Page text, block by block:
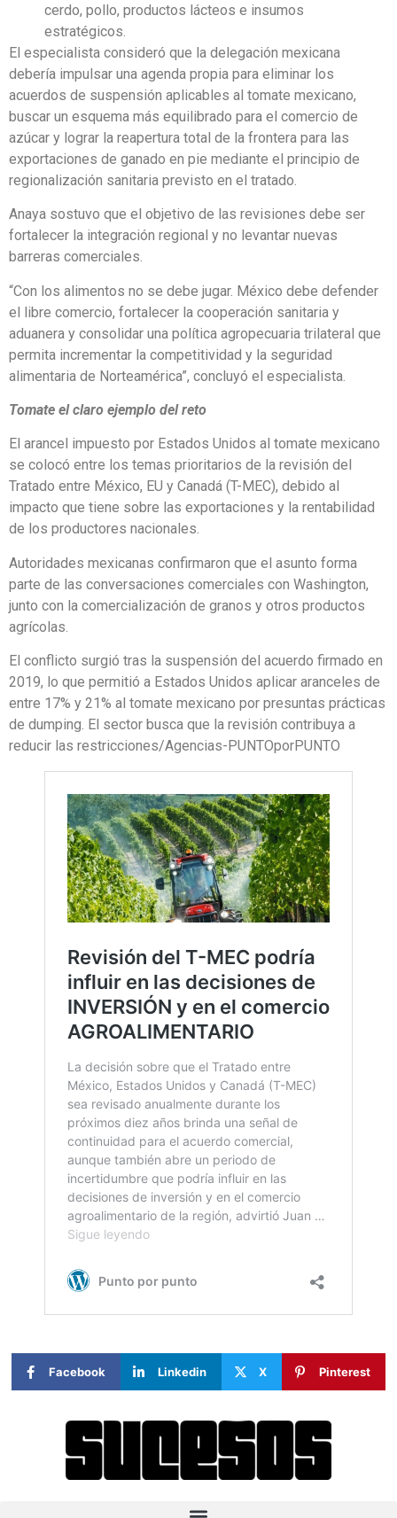
cerdo, pollo, productos lácteos e insumos
estratégicos.
El especialista consideró que la delegación mexicana
debería impulsar una agenda propia para eliminar los
acuerdos de suspensión aplicables al tomate mexicano,
buscar un esquema más equilibrado para el comercio de
azúcar y lograr la reapertura total de la frontera para las
exportaciones de ganado en pie mediante el principio de
regionalización sanitaria previsto en el tratado.
Anaya sostuvo que el objetivo de las revisiones debe ser
fortalecer la integración regional y no levantar nuevas
barreras comerciales.
“Con los alimentos no se debe jugar. México debe defender
el libre comercio, fortalecer la cooperación sanitaria y
aduanera y consolidar una política agropecuaria trilateral que
permita incrementar la competitividad y la seguridad
alimentaria de Norteamérica”, concluyó el especialista.
Tomate el claro ejemplo del reto
El arancel impuesto por Estados Unidos al tomate mexicano
se colocó entre los temas prioritarios de la revisión del
Tratado entre México, EU y Canadá (T-MEC), debido al
impacto que tiene sobre las exportaciones y la rentabilidad
de los productores nacionales.
Autoridades mexicanas confirmaron que el asunto forma
parte de las conversaciones comerciales con Washington,
junto con la comercialización de granos y otros productos
agrícolas.
El conflicto surgió tras la suspensión del acuerdo firmado en
2019, lo que permitió a Estados Unidos aplicar aranceles de
entre 17% y 21% al tomate mexicano por presuntas prácticas
de dumping. El sector busca que la revisión contribuya a
reducir las restricciones/Agencias-PUNTOporPUNTO
Facebook Linkedin X Pinterest